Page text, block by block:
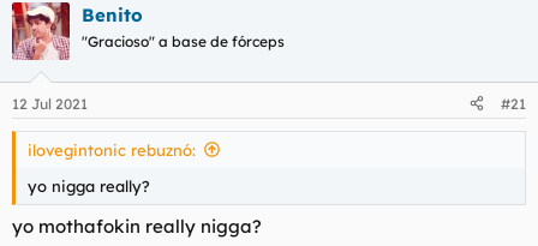
c
c
i
e
s
Benito
"Gracioso" a base de fórceps
12 Jul 2021 #21
ilovegintonic rebuznó:
yo nigga really?
yo mothafokin really nigga?